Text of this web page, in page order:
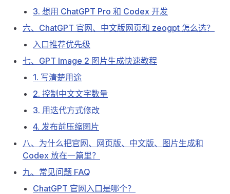
3. 想用 ChatGPT Pro 和 Codex 开发
六、ChatGPT 官网、中文版网页和 zeogpt 怎么选？
入口推荐优先级
七、GPT Image 2 图片生成快速教程
1. 写清楚用途
2. 控制中文文字数量
3. 用迭代方式修改
4. 发布前压缩图片
八、为什么把官网、网页版、中文版、图片生成和
Codex 放在一篇里？
九、常见问题 FAQ
ChatGPT 官网入口是哪个？